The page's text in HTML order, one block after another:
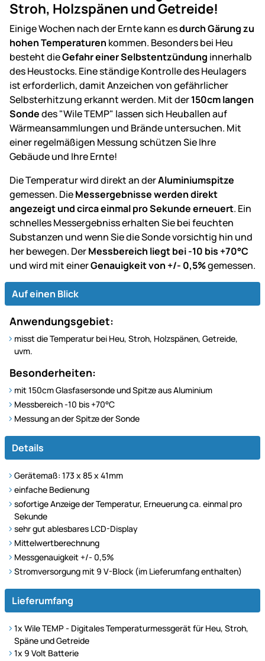
Stroh, Holzspänen und Getreide!
Einige Wochen nach der Ernte kann esdurch Gärung zu
hohen Temperaturen kommen. Besonders bei Heu
besteht dieGefahr einer Selbstentzündung innerhalb
des Heustocks. Eine ständige Kontrolle des Heulagers
ist erforderlich, damit Anzeichen von gefährlicher
Selbsterhitzung erkannt werden. Mit der150cm langen
Sondedes "Wile TEMP" lassen sich Heuballen auf
Wärmeansammlungen und Brände untersuchen. Mit
einer regelmäßigen Messung schützen Sie Ihre
Gebäude und Ihre Ernte!
Die Temperatur wird direkt an derAluminiumspitze
gemessen. DieMessergebnisse werden direkt
angezeigt und circa einmal pro Sekunde erneuert. Ein
schnelles Messergebniss erhalten Sie bei feuchten
Substanzen und wenn Sie die Sonde vorsichtig hin und
her bewegen. DerMessbereich liegt bei -10 bis +70°C
und wird mit einerGenauigkeit von +/- 0,5%gemessen.
Auf einen Blick
Anwendungsgebiet:
misst die Temperatur bei Heu, Stroh, Holzspänen, Getreide,
uvm.
Besonderheiten:
mit 150cm Glasfasersonde und Spitze aus Aluminium
Messbereich -10 bis +70°C
Messung an der Spitze der Sonde
Details
Gerätemaß: 173 x 85 x 41mm
einfache Bedienung
sofortige Anzeige der Temperatur, Erneuerung ca. einmal pro
Sekunde
sehr gut ablesbares LCD-Display
Mittelwertberechnung
Messgenauigkeit +/- 0,5%
Stromversorgung mit 9 V-Block (im Lieferumfang enthalten)
Lieferumfang
1x Wile TEMP - Digitales Temperaturmessgerät für Heu, Stroh,
Späne und Getreide
1x 9 Volt Batterie